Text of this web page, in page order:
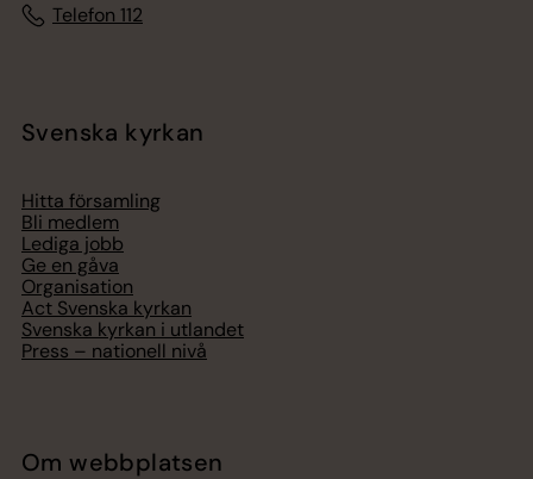
Telefon 112
Svenska kyrkan
Hitta församling
Bli medlem
Lediga jobb
Ge en gåva
Organisation
Act Svenska kyrkan
Svenska kyrkan i utlandet
Press – nationell nivå
Om webbplatsen